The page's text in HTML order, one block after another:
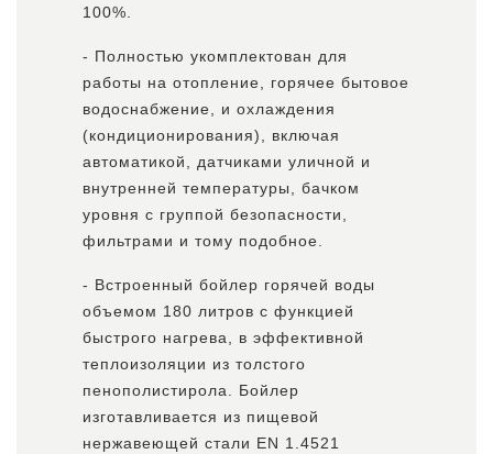
100%.
- Полностью укомплектован для
работы на отопление, горячее бытовое
водоснабжение, и охлаждения
(кондиционирования), включая
автоматикой, датчиками уличной и
внутренней температуры, бачком
уровня с группой безопасности,
фильтрами и тому подобное.
- Встроенный бойлер горячей воды
объемом 180 литров с функцией
быстрого нагрева, в эффективной
теплоизоляции из толстого
пенополистирола. Бойлер
изготавливается из пищевой
нержавеющей стали EN 1.4521